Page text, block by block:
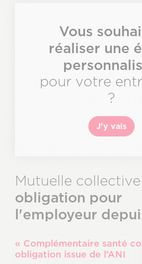
Description
Vous
réaliser une
pour votre
?
J'y vais
Mutuelle collective
obligation pour
l'employeur
« Complémentaire santé
obligation issue de l’ANI